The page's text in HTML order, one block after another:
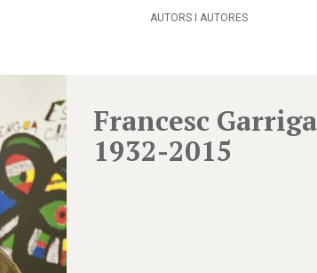
AUTORS I AUTORES
Francesc Garriga
1932-2015